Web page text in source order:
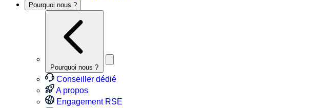
Pourquoi nous ?
Pourquoi nous ?
Conseiller dédié
A propos
Engagement RSE